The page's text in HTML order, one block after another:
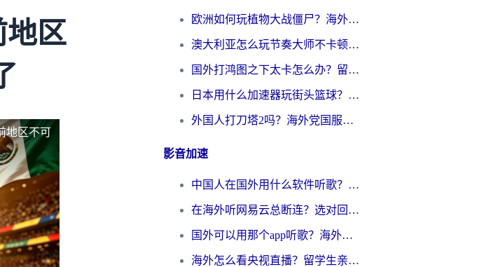
地区
地区不可
欧洲如何玩植物大战僵尸？海外党国服游戏加速避坑指南（附实测对比）
澳大利亚怎么玩节奏大师不卡顿？海外党国服游戏加速终极指南
国外打鸿图之下太卡怎么办？留学生亲测有效的国服游戏加速方案
日本用什么加速器玩街头篮球？海外党国服游戏不卡顿的终极攻略
外国人打刀塔2吗？海外党国服游戏加速避坑全攻略
影音加速
中国人在国外用什么软件听歌？别再被地域限制卡脖子，这篇教你轻松解锁国内音乐库
在海外听网易云总断连？选对回国加速器，告别地区限制和卡顿
国外可以用那个app听歌？海外党亲测有效的回国加速方案，轻松听国内音乐听书
海外怎么看央视直播？留学生亲测：3步解决版权限制+追剧自由